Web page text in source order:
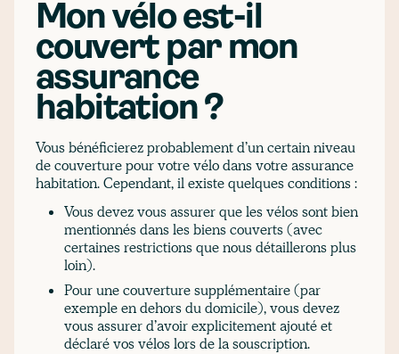
Mon vélo est-il
couvert par mon
assurance
habitation ?
Vous bénéficierez probablement d’un certain niveau
de couverture pour votre vélo dans votre assurance
habitation. Cependant, il existe quelques conditions :
Vous devez vous assurer que les vélos sont bien
mentionnés dans les biens couverts (avec
certaines restrictions que nous détaillerons plus
loin).
Pour une couverture supplémentaire (par
exemple en dehors du domicile), vous devez
vous assurer d’avoir explicitement ajouté et
déclaré vos vélos lors de la souscription.